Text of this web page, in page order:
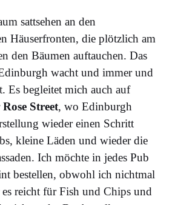
sattsehen an den
Häuserfronten, die plötzlich am
den Bäumen auftauchen. Das
wacht und immer und
Es begleitet mich auch auf
Rose Street, wo Edinburgh
wieder einen Schritt
kleine Läden und wieder die
Ich möchte in jedes Pub
bestellen, obwohl ich nichtmal
reicht für Fish und Chips und